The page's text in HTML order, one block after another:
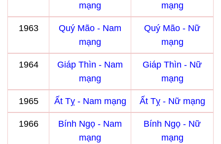
mạng
mạng
1963
Quý Mão - Nam
mạng
Quý Mão - Nữ
mạng
1964
Giáp Thìn - Nam
mạng
Giáp Thìn - Nữ
mạng
1965 Ất Tỵ - Nam mạng Ất Tỵ - Nữ mạng
1966
Bính Ngọ - Nam
mạng
Bính Ngọ - Nữ
mạng